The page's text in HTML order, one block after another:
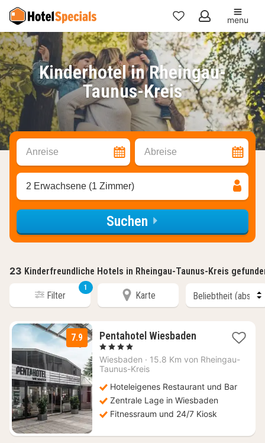
Meine
Favoriten
menu
Kinderhotel in Rheingau-
Taunus-Kreis
Anreise Abreise
2 Erwachsene (1 Zimmer)
Suchen
23 Kinderfreundliche Hotels in Rheingau-Taunus-Kreis
Filter
1
Karte
7.9 Pentahotel Wiesbaden1
ab
, 4 Sterne
Wiesbaden · 15.8 Km von Rheingau-
Taunus-Kreis
Hoteleigenes Restaurant und Bar
Zentrale Lage in Wiesbaden
Fitnessraum und 24/7 Kiosk